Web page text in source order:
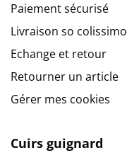
Paiement sécurisé
Livraison so colissimo
Echange et retour
Retourner un article
Gérer mes cookies
Cuirs guignard